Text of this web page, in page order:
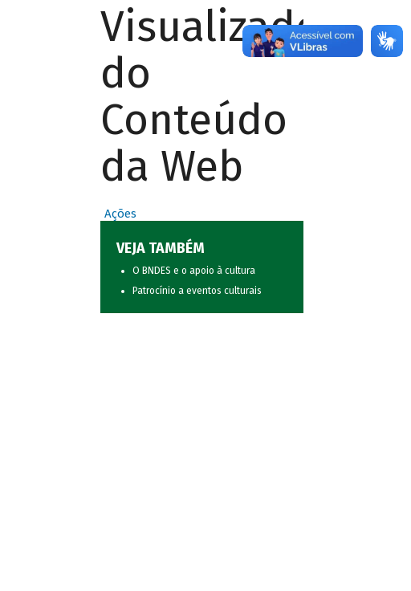
Visualizador
do
Conteúdo
da Web
Ações
VEJA TAMBÉM
O BNDES e o apoio à cultura
Patrocínio a eventos culturais